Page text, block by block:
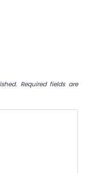
Required fields are